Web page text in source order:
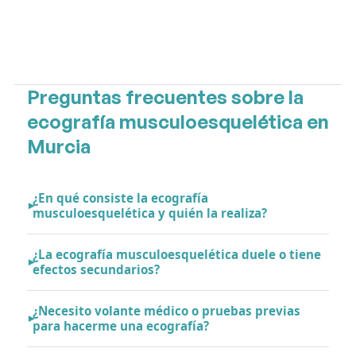
Preguntas frecuentes sobre la
ecografía musculoesquelética en
Murcia
¿En qué consiste la ecografía
musculoesquelética y quién la realiza?
¿La ecografía musculoesquelética duele o tiene
efectos secundarios?
¿Necesito volante médico o pruebas previas
para hacerme una ecografía?